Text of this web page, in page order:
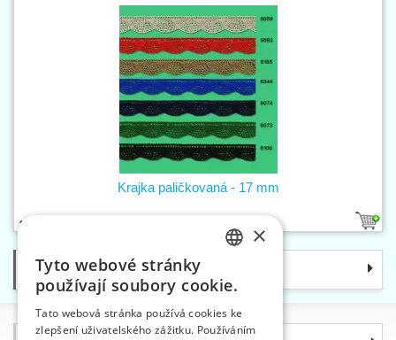
Krajka paličkovaná - 17 mm
Kategorie
ENGLISH
×
Tyto webové stránky
používají soubory cookie.
Tato webová stránka používá cookies ke
zlepšení uživatelského zážitku. Používáním